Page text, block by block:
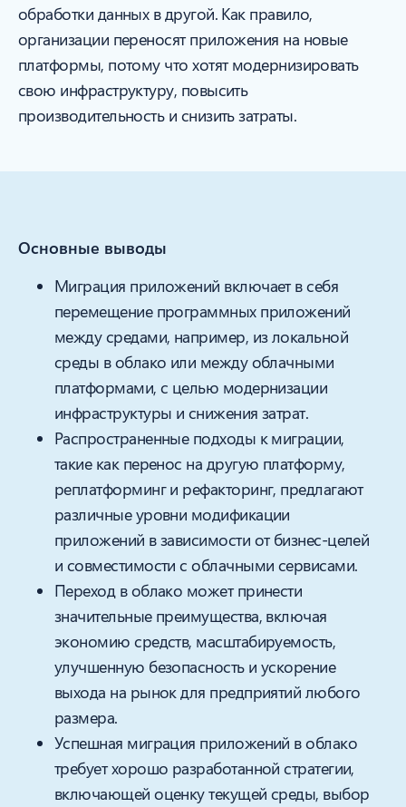
обработки данных в другой. Как правило,
организации переносят приложения на новые
платформы, потому что хотят модернизировать
свою инфраструктуру, повысить
производительность и снизить затраты.
Основные выводы
Миграция приложений включает в себя
перемещение программных приложений
между средами, например, из локальной
среды в облако или между облачными
платформами, с целью модернизации
инфраструктуры и снижения затрат.
Распространенные подходы к миграции,
такие как перенос на другую платформу,
реплатформинг и рефакторинг, предлагают
различные уровни модификации
приложений в зависимости от бизнес-целей
и совместимости с облачными сервисами.
Переход в облако может принести
значительные преимущества, включая
экономию средств, масштабируемость,
улучшенную безопасность и ускорение
выхода на рынок для предприятий любого
размера.
Успешная миграция приложений в облако
требует хорошо разработанной стратегии,
включающей оценку текущей среды, выбор